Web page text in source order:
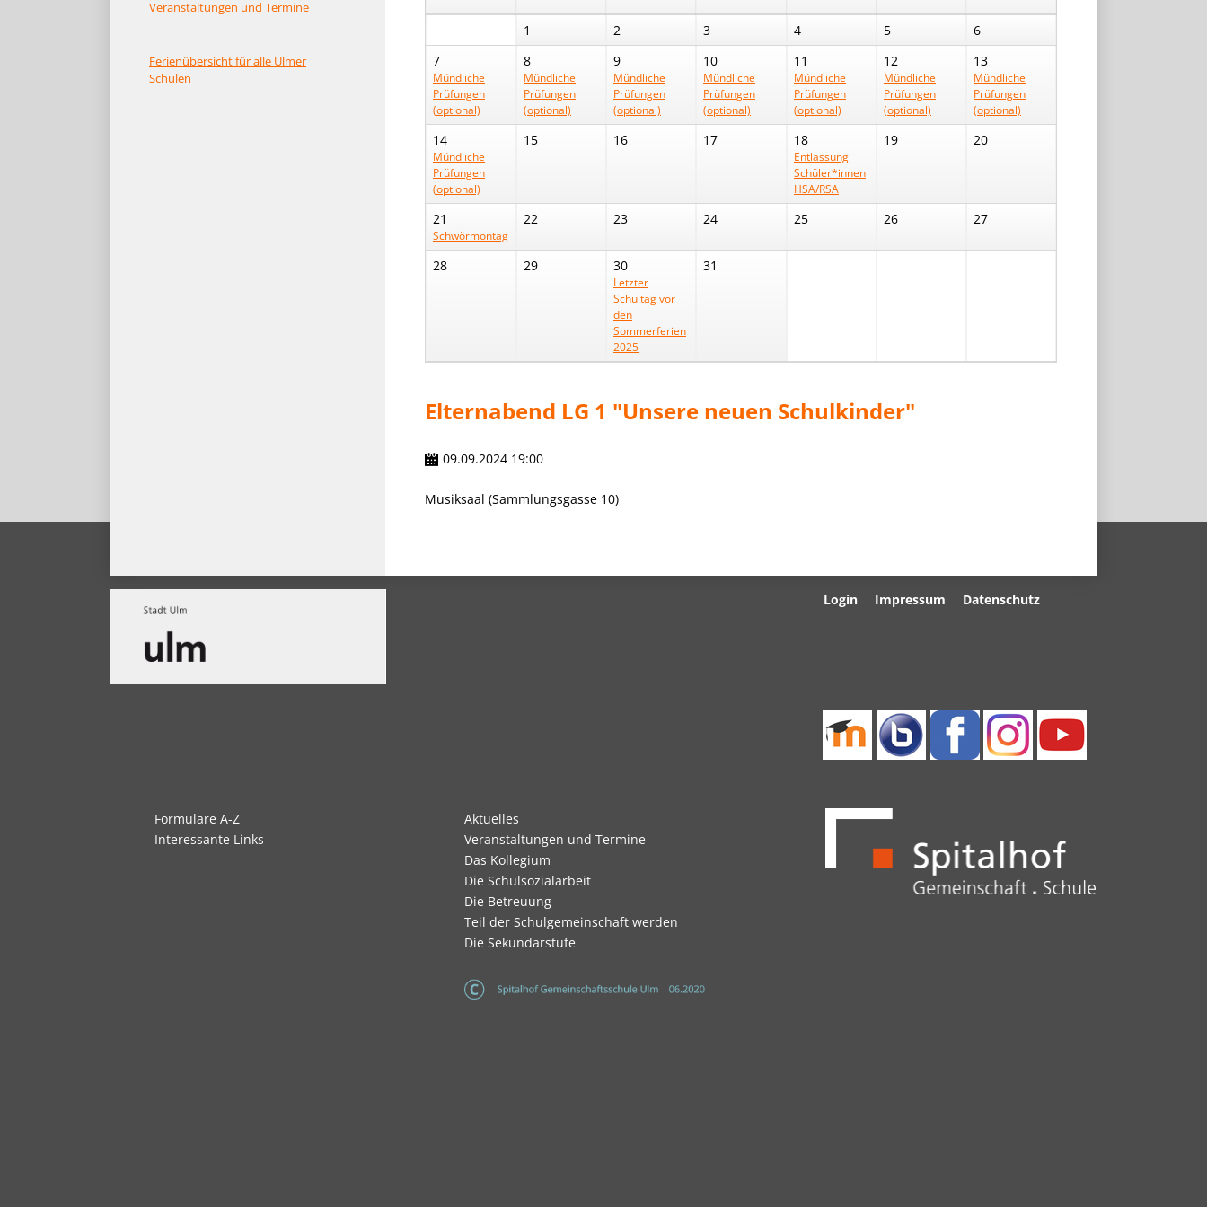
Veranstaltungen und Termine
Ferienübersicht für alle Ulmer
Schulen
1 2 3 4 5
6
7
Mündliche
Prüfungen
(optional)
8
Mündliche
Prüfungen
(optional)
9
Mündliche
Prüfungen
(optional)
10
Mündliche
Prüfungen
(optional)
11
Mündliche
Prüfungen
(optional)
12
Mündliche
Prüfungen
(optional)
13
Mündliche
Prüfungen
(optional)
14
Mündliche
Prüfungen
(optional)
15 16 17 18
Entlassung
Schüler*innen
HSA/RSA
19 20
21
Schwörmontag
22 23 24 25 26 27
28 29 30
Letzter
Schultag vor
den
Sommerferien
2025
31
Elternabend LG 1 "Unsere neuen Schulkinder"
09.09.2024 19:00
Musiksaal (Sammlungsgasse 10)
Navigation
Login Impressum Datenschutz
Navigation
überspringen
Formulare A-Z
Interessante Links
Navigation
überspringen
Aktuelles
Veranstaltungen und Termine
Das Kollegium
Die Schulsozialarbeit
Die Betreuung
Teil der Schulgemeinschaft werden
Die Sekundarstufe